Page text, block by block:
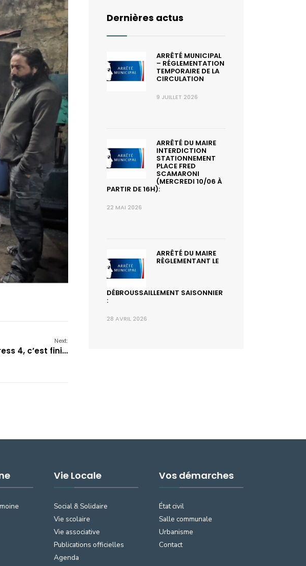
Next:
4, c’est fini…
Dernières actus
ARRÊTÉ MUNICIPAL
– RÉGLEMENTATION
TEMPORAIRE DE LA
CIRCULATION
9 JUILLET 2026
ARRÊTÉ DU MAIRE
INTERDICTION
STATIONNEMENT
PLACE FRED
SCAMARONI
(MERCREDI 10/06 À
PARTIR DE 16H):
22 MAI 2026
ARRÊTÉ DU MAIRE
RÈGLEMENTANT LE
DÉBROUSSAILLEMENT SAISONNIER
:
28 AVRIL 2026
Vie Locale
Social & Solidaire
Vie scolaire
Vie associative
Publications officielles
Agenda
Vos démarches
État civil
Salle communale
Urbanisme
Contact